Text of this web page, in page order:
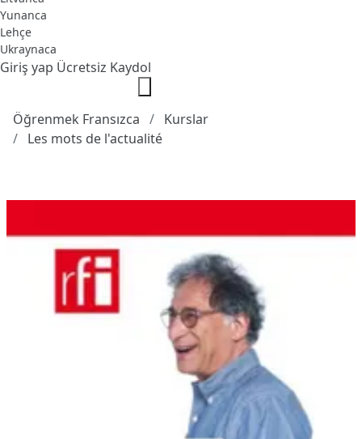
Yunanca
Lehçe
Ukraynaca
Giriş yap Ücretsiz Kaydol
Öğrenmek Fransızca
Kurslar
Les mots de l'actualité